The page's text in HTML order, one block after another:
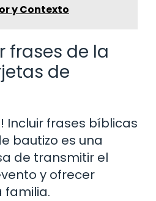
y Contexto
frases de la
de
Incluir frases bíblicas
bautizo es una
de transmitir el
y ofrecer
familia.